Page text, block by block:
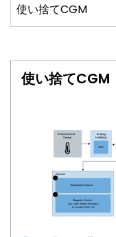
使い捨てCGM
使い捨てCGM